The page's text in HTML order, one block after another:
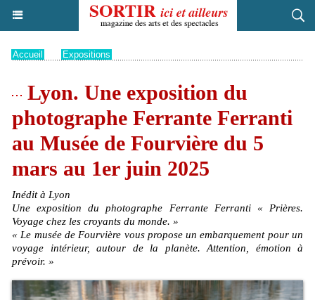
Accueil Expositions
Lyon. Une exposition du
photographe Ferrante Ferranti
au Musée de Fourvière du 5
mars au 1er juin 2025
Inédit à Lyon
Une exposition du photographe Ferrante Ferranti « Prières.
Voyage chez les croyants du monde. »
« Le musée de Fourvière vous propose un embarquement pour un
voyage intérieur, autour de la planète. Attention, émotion à
prévoir. »